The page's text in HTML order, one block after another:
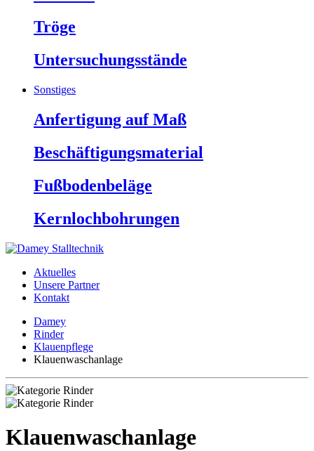
Tröge
Untersuchungsstände
Sonstiges
Anfertigung auf Maß
Beschäftigungsmaterial
Fußbodenbeläge
Kernlochbohrungen
Aktuelles
Unsere Partner
Kontakt
Damey
Rinder
Klauenpflege
Klauenwaschanlage
Klauenwaschanlage